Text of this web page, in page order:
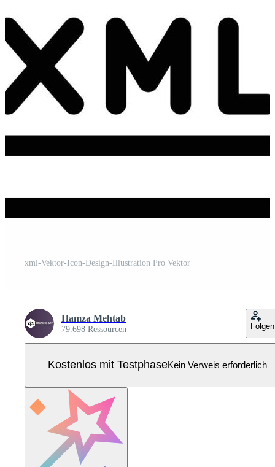
xml-Vektor-Icon-Design-Illustration Pro Vektor
Hamza Mehtab
79.698 Ressourcen Folgen
Kostenlos mit TestphaseKein Verweis erforderlich